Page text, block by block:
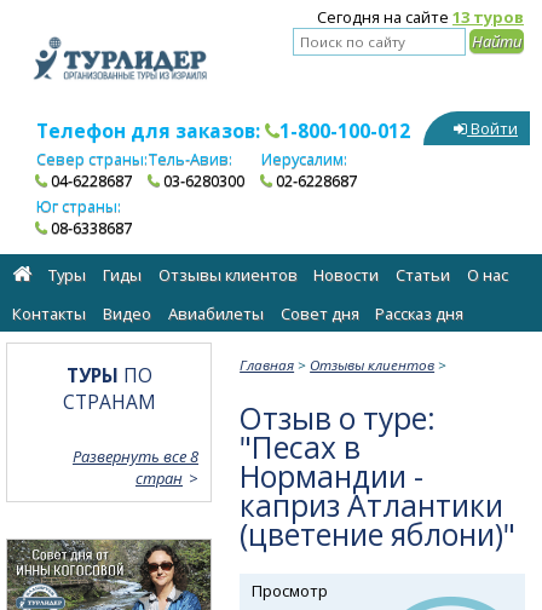
Сегодня на сайте 13 туров
Телефон для заказов: 1-800-100-012
Север страны:
04-6228687
Тель-Авив:
03-6280300
Иерусалим:
02-6228687
Юг страны:
08-6338687
Войти
Туры Гиды Отзывы клиентов Новости Статьи
О нас
Контакты
Видео Авиабилеты Cовет дня Рассказ дня
Главная > Отзывы клиентов >
Отзыв о туре:
"Песах в
Нормандии -
каприз Атлантики
(цветение яблони)"
Просмотр
ТУРЫ ПО
СТРАНАМ
Развернуть все 8
стран